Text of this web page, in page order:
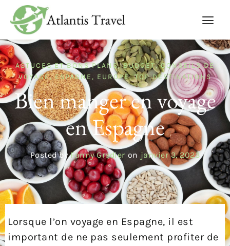
ASTUCES ET BONS PLANS,BUDGET,CONSEILS DE
VOYAGE,ESPAGNE, EUROPE,TOP DESTINATIONS
Bien manger en voyage
en Espagne
Posted by Fanny Gredier on janvier 3, 2023
Lorsque l’on voyage en Espagne, il est
important de ne pas seulement profiter de